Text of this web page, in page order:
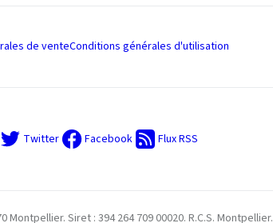
de venteConditions générales d'utilisation
Twitter Facebook Flux RSS
Montpellier. Siret : 394 264 709 00020. R.C.S. Montpellier.